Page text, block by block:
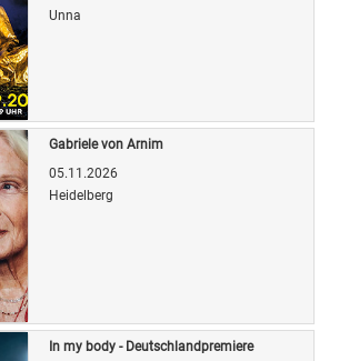
Unna
Gabriele von Arnim
05.11.2026
Heidelberg
In my body - Deutschlandpremiere